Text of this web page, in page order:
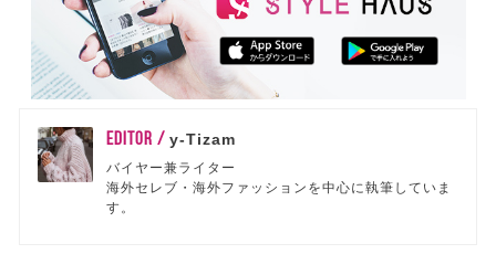
EDITOR /y-Tizam
バイヤー兼ライター
海外セレブ・海外ファッションを中心に執筆していま
す。